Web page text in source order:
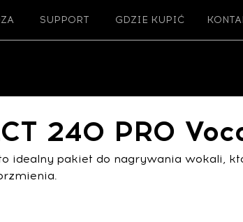
SUPPORT GDZIE KUPIĆ
240 PRO
idealny pakiet do nagrywania wokali,